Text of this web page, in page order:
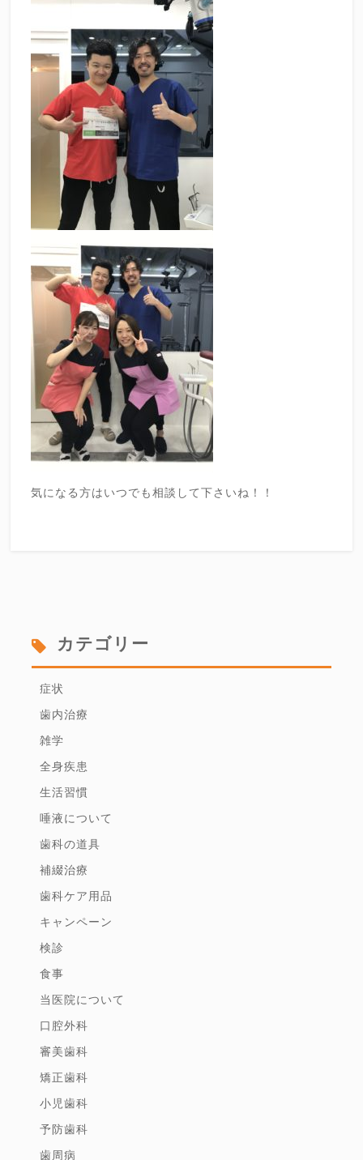
気になる方はいつでも相談して下さいね！！
カテゴリー
症状
歯内治療
雑学
全身疾患
生活習慣
唾液について
歯科の道具
補綴治療
歯科ケア用品
キャンペーン
検診
食事
当医院について
口腔外科
審美歯科
矯正歯科
小児歯科
予防歯科
歯周病